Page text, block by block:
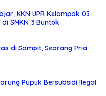
KKN UPR Kelompok 03
SMKN 3 Buntok
di Sampit, Seorang Pria
Pupuk Bersubsidi Ilegal